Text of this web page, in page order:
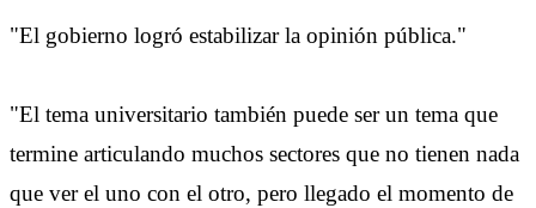
"El gobierno logró estabilizar la opinión pública."
"El tema universitario también puede ser un tema que
termine articulando muchos sectores que no tienen nada
que ver el uno con el otro, pero llegado el momento de